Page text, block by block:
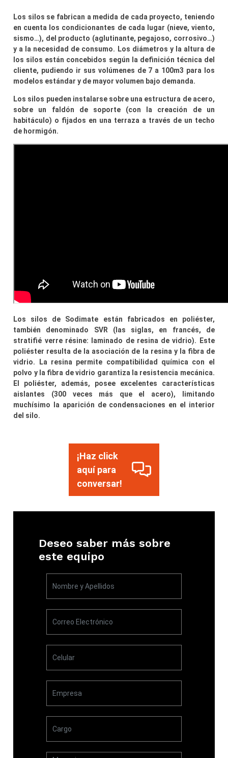
Los silos se fabrican a medida de cada proyecto, teniendo
en cuenta los condicionantes de cada lugar (nieve, viento,
sismo…), del producto (aglutinante, pegajoso, corrosivo…)
y a la necesidad de consumo. Los diámetros y la altura de
los silos están concebidos según la definición técnica del
cliente, pudiendo ir sus volúmenes de 7 a 100m3 para los
modelos estándar y de mayor volumen bajo demanda.
Los silos pueden instalarse sobre una estructura de acero,
sobre un faldón de soporte (con la creación de un
habitáculo) o fijados en una terraza a través de un techo
de hormigón.
Los silos de Sodimate están fabricados en poliéster,
también denominado SVR (las siglas, en francés, de
stratifié verre résine: laminado de resina de vidrio). Este
poliéster resulta de la asociación de la resina y la fibra de
vidrio. La resina permite compatibilidad química con el
polvo y la fibra de vidrio garantiza la resistencia mecánica.
El poliéster, además, posee excelentes características
aislantes (300 veces más que el acero), limitando
muchísimo la aparición de condensaciones en el interior
del silo.
¡Haz click
aquí para
conversar!
Deseo saber más sobre
este equipo